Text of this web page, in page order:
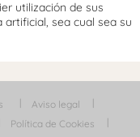
utilización de sus
sea cual sea su
Aviso legal
Política de Cookies